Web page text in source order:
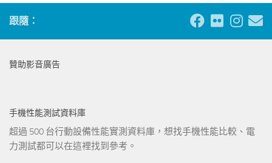
跟隨：
贊助影音廣告
手機性能測試資料庫
超過 500 台行動設備性能實測資料庫，想找手機性能比較、電
力測試都可以在這裡找到參考。